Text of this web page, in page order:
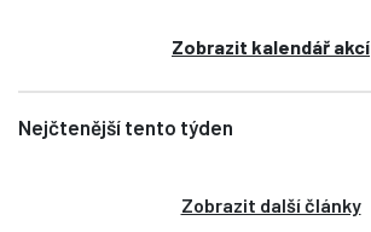
Zobrazit kalendář akcí
Nejčtenější tento týden
Zobrazit další články